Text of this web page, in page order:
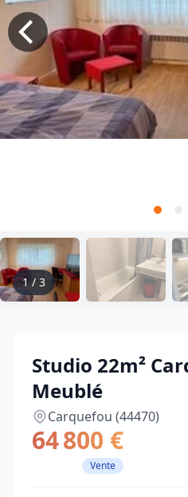
1 / 3
Studio 22m²
Meublé
Carquefou (44470)
64 800 €
Vente